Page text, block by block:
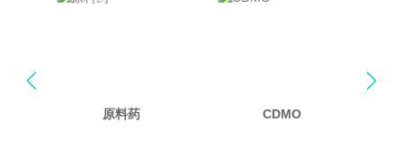
原料药 CDMO
 